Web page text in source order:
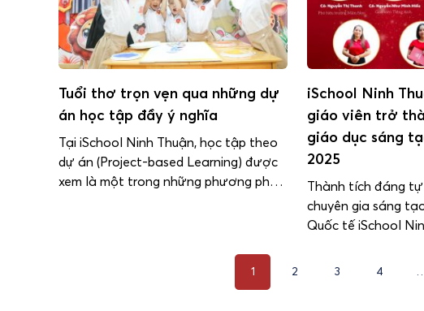
Tuổi thơ trọn vẹn qua những dự
án học tập đầy ý nghĩa
Tại iSchool Ninh Thuận, học tập theo
dự án (Project-based Learning) được
xem là một trong những phương pháp
năng thực hành. Trong năm học này,
iSchool Ninh
giáo viên trở
giáo dục sáng
2025
Thành tích đáng
chuyên gia sáng
Quốc tế iSchool
nhận Microsoft
1 2 3 4